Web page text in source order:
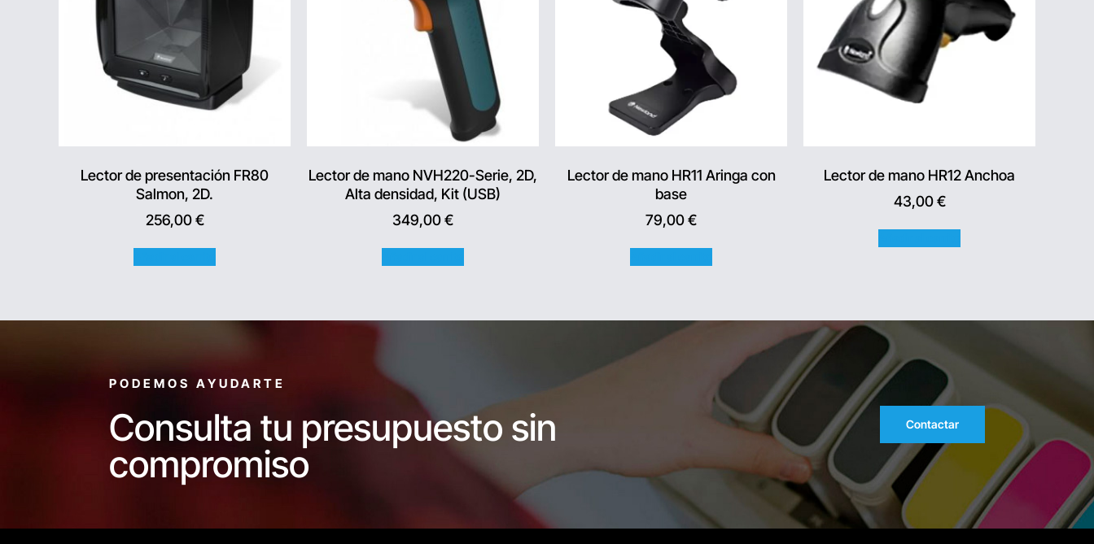
Lector de presentación FR80
Salmon, 2D.
256,00€
Lector de mano NVH220-Serie, 2D,
Alta densidad, Kit (USB)
349,00€
Lector de mano HR11 Aringa con
base
79,00€
Lector de mano HR12 Anchoa
43,00€
PODEMOS AYUDARTE
Consulta tu presupuesto sin
compromiso
Contactar